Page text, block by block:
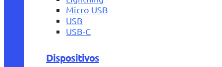
Micro USB
USB
USB-C
Dispositivos